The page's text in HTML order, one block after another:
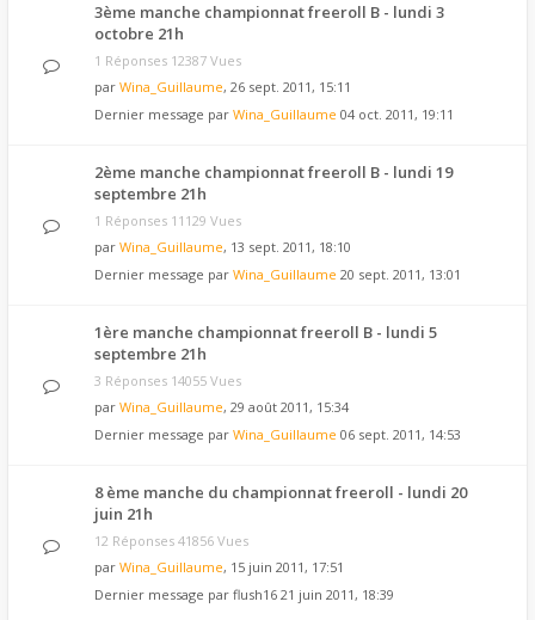
3ème manche championnat freeroll B - lundi 3
octobre 21h
1 Réponses 12387 Vues
par Wina_Guillaume, 26 sept. 2011, 15:11
Dernier message par Wina_Guillaume 04 oct. 2011, 19:11
2ème manche championnat freeroll B - lundi 19
septembre 21h
1 Réponses 11129 Vues
par Wina_Guillaume, 13 sept. 2011, 18:10
Dernier message par Wina_Guillaume 20 sept. 2011, 13:01
1ère manche championnat freeroll B - lundi 5
septembre 21h
3 Réponses 14055 Vues
par Wina_Guillaume, 29 août 2011, 15:34
Dernier message par Wina_Guillaume 06 sept. 2011, 14:53
8 ème manche du championnat freeroll - lundi 20
juin 21h
12 Réponses 41856 Vues
par Wina_Guillaume, 15 juin 2011, 17:51
Dernier message par flush16 21 juin 2011, 18:39